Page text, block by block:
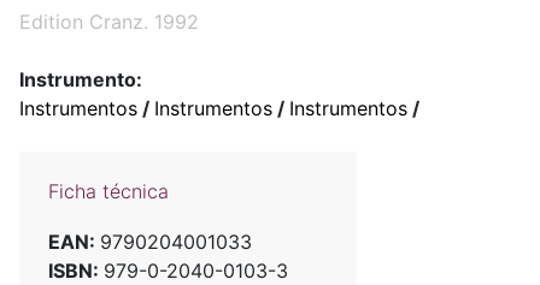
Edition Cranz. 1992
Instrumento:
Instrumentos / Instrumentos / Instrumentos /
Ficha técnica
EAN: 9790204001033
ISBN: 979-0-2040-0103-3